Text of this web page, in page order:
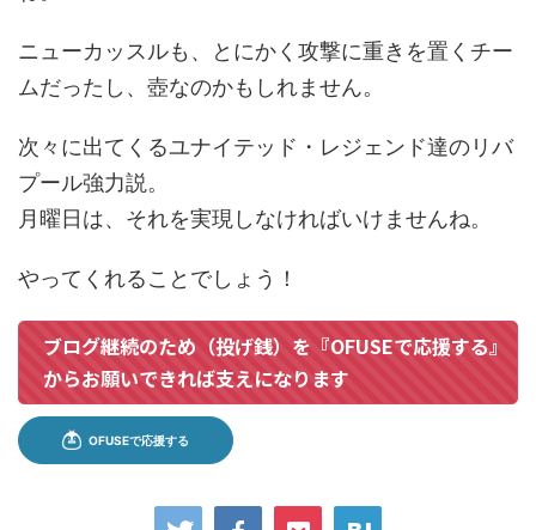
ニューカッスルも、とにかく攻撃に重きを置くチー
ムだったし、壺なのかもしれません。
次々に出てくるユナイテッド・レジェンド達のリバ
プール強力説。
月曜日は、それを実現しなければいけませんね。
やってくれることでしょう！
ブログ継続のため（投げ銭）を『OFUSEで応援する』
からお願いできれば支えになります